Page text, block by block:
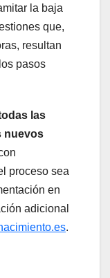
la baja
que,
resultan
pasos
las
nuevos
proceso sea
en
adicional
.